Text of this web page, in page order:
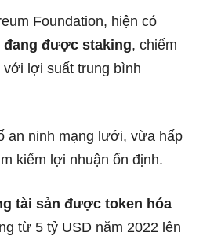
Foundation, hiện có
đang được staking, chiếm
với lợi suất trung bình
an ninh mạng lưới, vừa hấp
kiếm lợi nhuận ổn định.
tài sản được token hóa
từ 5 tỷ USD năm 2022 lên